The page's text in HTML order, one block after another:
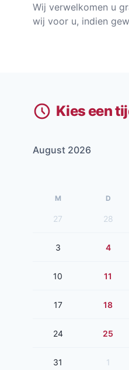
Wij verwelkomen u
wij voor u, indien
Kies een
August 2026
M D
27 28
3 4
10 11
17 18
24 25
31 1